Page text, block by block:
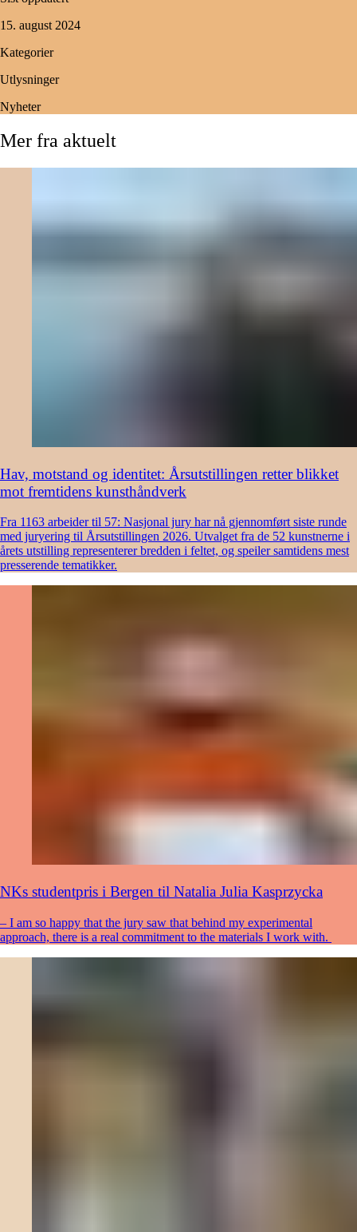
15. august 2024
Kategorier
Utlysninger
Nyheter
Mer fra aktuelt
Hav, motstand og identitet: Årsutstillingen retter blikket
mot fremtidens kunsthåndverk
Fra 1163 arbeider til 57: Nasjonal jury har nå gjennomført siste runde
med juryering til Årsutstillingen 2026. Utvalget fra de 52 kunstnerne i
årets utstilling representerer bredden i feltet, og speiler samtidens mest
presserende tematikker.
NKs studentpris i Bergen til Natalia Julia Kasprzycka
– I am so happy that the jury saw that behind my experimental
approach, there is a real commitment to the materials I work with.